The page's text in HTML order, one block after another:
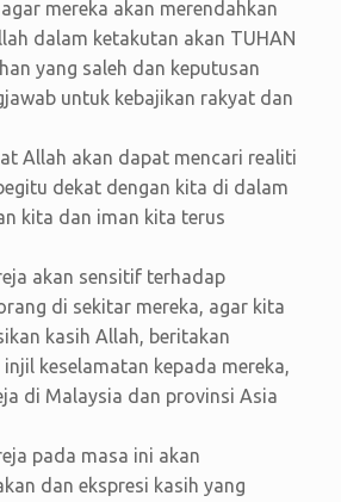
mereka akan merendahkan
dalam ketakutan akan TUHAN
yang saleh dan keputusan
untuk kebajikan rakyat dan
Allah akan dapat mencari realiti
dekat dengan kita di dalam
kita dan iman kita terus
akan sensitif terhadap
di sekitar mereka, agar kita
kasih Allah, beritakan
keselamatan kepada mereka,
di Malaysia dan provinsi Asia
pada masa ini akan
dan ekspresi kasih yang